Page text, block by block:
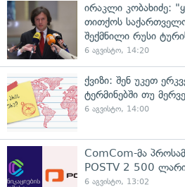
ირაკლი კობახიძე:
თითქოს
შექმნილი რუსი
6 აგვისტო, 14:20
ქვიზი: შენ უკეთ
ტერმინებში თუ
6 აგვისტო, 14:00
ComCom-მა
POSTV 2 500
6 აგვისტო, 13:02